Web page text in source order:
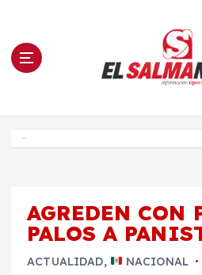
n El Salmantino -
AGREDEN CON
PALOS A
ACTUALIDAD, NACIONAL